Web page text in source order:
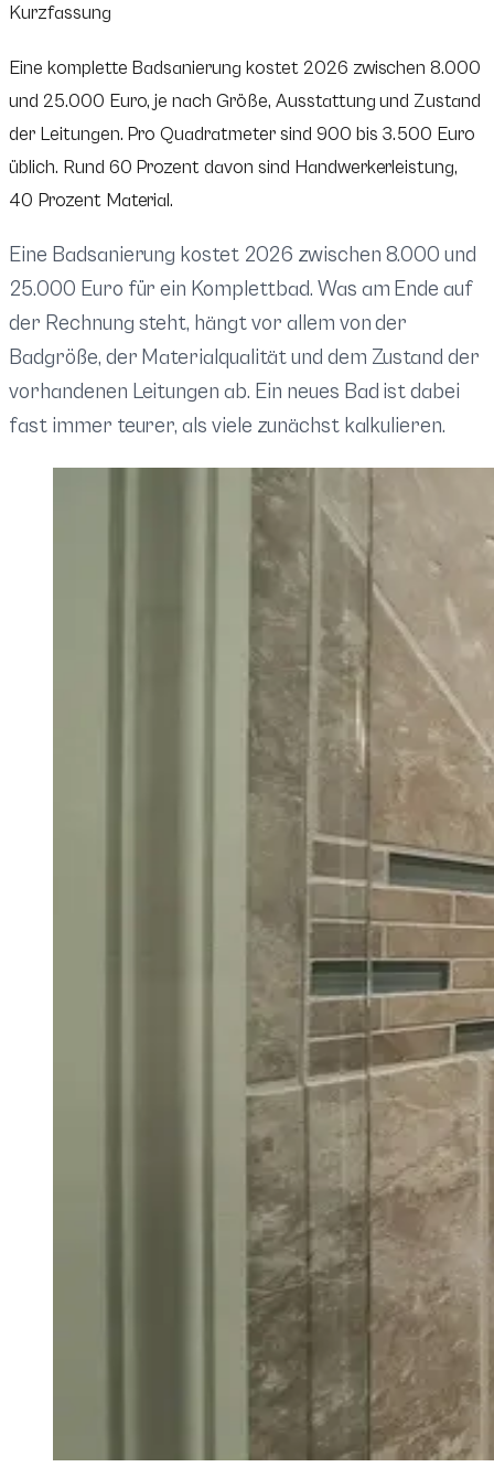
Kurzfassung
Eine komplette Badsanierung kostet 2026 zwischen 8.000
und 25.000 Euro, je nach Größe, Ausstattung und Zustand
der Leitungen. Pro Quadratmeter sind 900 bis 3.500 Euro
üblich. Rund 60 Prozent davon sind Handwerkerleistung,
40 Prozent Material.
Eine Badsanierung kostet 2026 zwischen 8.000 und
25.000 Euro für ein Komplettbad. Was am Ende auf
der Rechnung steht, hängt vor allem von der
Badgröße, der Materialqualität und dem Zustand der
vorhandenen Leitungen ab. Ein neues Bad ist dabei
fast immer teurer, als viele zunächst kalkulieren.